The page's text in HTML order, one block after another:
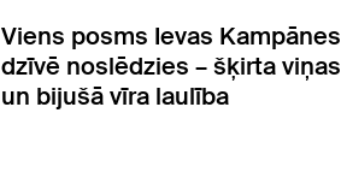
Viens posms Ievas Kampānes
dzīvē noslēdzies – šķirta viņas
un bijušā vīra laulība